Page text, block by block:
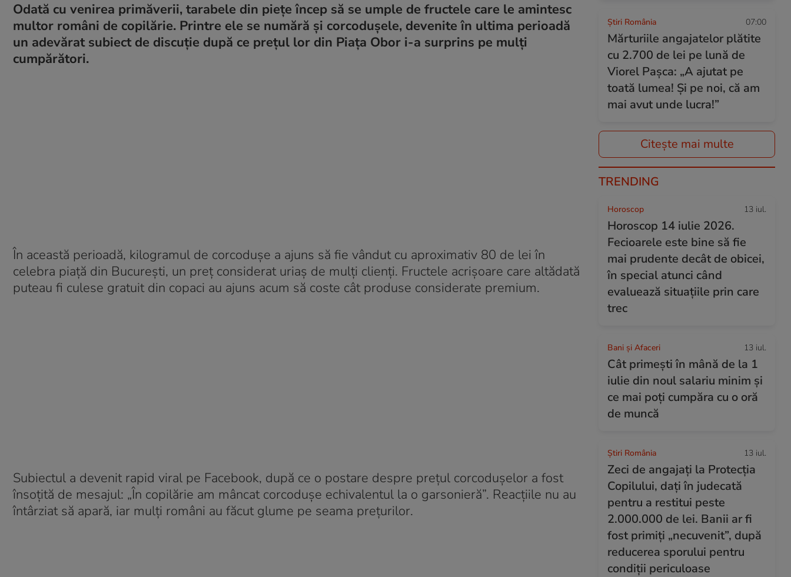
Odată cu venirea primăverii, tarabele din piețe încep să se umple de fructele care le amintesc
multor români de copilărie. Printre ele se numără și corcodușele, devenite în ultima perioadă
un adevărat subiect de discuție după ce prețul lor din Piața Obor i-a surprins pe mulți
cumpărători.
În această perioadă, kilogramul de corcodușe a ajuns să fie vândut cu aproximativ 80 de lei în
celebra piață din București, un preț considerat uriaș de mulți clienți. Fructele acrișoare care altădată
puteau fi culese gratuit din copaci au ajuns acum să coste cât produse considerate premium.
Subiectul a devenit rapid viral pe Facebook, după ce o postare despre prețul corcodușelor a fost
însoțită de mesajul: „În copilărie am mâncat corcodușe echivalentul la o garsonieră”. Reacțiile nu au
întârziat să apară, iar mulți români au făcut glume pe seama prețurilor.
Știri România 07:00
Mărturiile angajatelor plătite
cu 2.700 de lei pe lună de
Viorel Pașca: „A ajutat pe
toată lumea! Şi pe noi, că am
mai avut unde lucra!”
Citește mai multe
TRENDING
Horoscop 13 iul.
Horoscop 14 iulie 2026.
Fecioarele este bine să fie
mai prudente decât de obicei,
în special atunci când
evaluează situațiile prin care
trec
Bani și Afaceri 13 iul.
Cât primești în mână de la 1
iulie din noul salariu minim și
ce mai poți cumpăra cu o oră
de muncă
Știri România 13 iul.
Zeci de angajați la Protecția
Copilului, dați în judecată
pentru a restitui peste
2.000.000 de lei. Banii ar fi
fost primiți „necuvenit”, după
reducerea sporului pentru
condiții periculoase